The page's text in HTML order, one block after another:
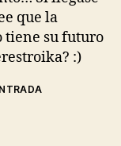
que la
tiene su futuro
:)